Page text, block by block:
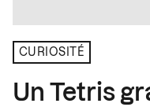
CURIOSITÉ
Un Tetris